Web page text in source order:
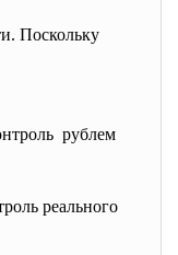
Поскольку
рублем
реального